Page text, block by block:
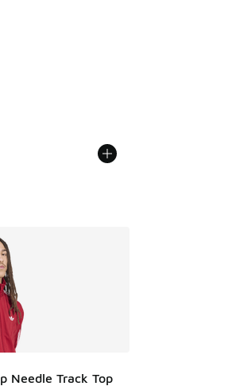
Prix en baisse de € 54,99 à
Needle Track Top